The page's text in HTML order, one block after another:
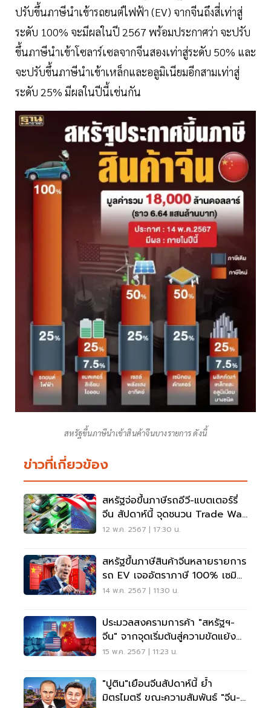
ปรับขึ้นภาษีนำเข้ารถยนต์ไฟฟ้า (EV) จากจีนถึงสี่เท่าสู่
ระดับ 100% จะมีผลในปี 2567 พร้อมประกาศว่า จะปรับ
ขึ้นภาษีนำเข้าโซลาร์เซลจากจีนสองเท่าสู่ระดับ 50% และ
จะปรับขึ้นภาษีนำเข้าเหล็กและอลูมิเนียมอีกสามเท่าสู่
ระดับ 25% มีผลในปีนี้เช่นกัน
สหรัฐขึ้นภาษีนำเข้าสินค้าจีนบางรายการ ดังนี้
ข่าวที่เกี่ยวข้อง
สหรัฐจ่อขึ้นภาษีรถอีวี-แบตเตอร์รี่
จีน สัปดาห์นี้ จุดชนวน Trade War
รอบใหม่
12 พ.ค. 2567 | 17:30 น.
สหรัฐขึ้นภาษีสินค้าจีนหลายรายการ
รถ EV เจออัตราภาษี 100% เซมิ
คอนดักเตอร์ 50%
14 พ.ค. 2567 | 11:30 น.
ประมวลสงครามการค้า "สหรัฐฯ-
จีน" จากจุดเริ่มต้นสู่ความขัดแย้ง
รอบใหม่
15 พ.ค. 2567 | 11:23 น.
"ปูติน"เยือนจีนสัปดาห์นี้ ย้ำ
มิตรไมตรี ขณะความสัมพันธ์ "จีน-